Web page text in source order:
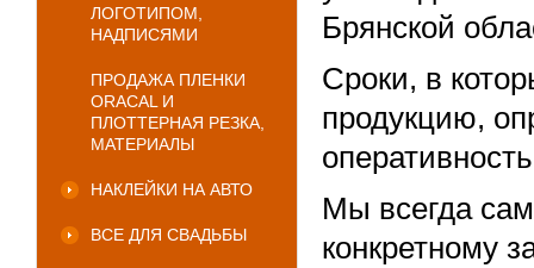
ЛОГОТИПОМ,
НАДПИСЯМИ
ПРОДАЖА ПЛЕНКИ
ORACAL И
ПЛОТТЕРНАЯ РЕЗКА,
МАТЕРИАЛЫ
НАКЛЕЙКИ НА АВТО
ВСЕ ДЛЯ СВАДЬБЫ
Брянской
Сроки, в
продукцию,
Мы всегда
конкретному